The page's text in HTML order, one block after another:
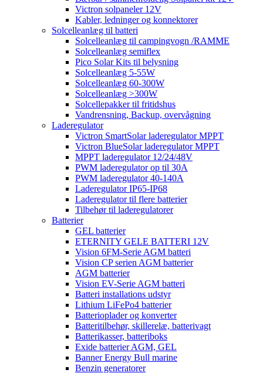
Victron solpaneler 12V
Kabler, ledninger og konnektorer
Solcelleanlæg til batteri
Solcelleanlæg til campingvogn /RAMME
Solcelleanlæg semiflex
Pico Solar Kits til belysning
Solcelleanlæg 5-55W
Solcelleanlæg 60-300W
Solcelleanlæg >300W
Solcellepakker til fritidshus
Vandrensning, Backup, overvågning
Laderegulator
Victron SmartSolar laderegulator MPPT
Victron BlueSolar laderegulator MPPT
MPPT laderegulator 12/24/48V
PWM laderegulator op til 30A
PWM laderegulator 40-140A
Laderegulator IP65-IP68
Laderegulator til flere batterier
Tilbehør til laderegulatorer
Batterier
GEL batterier
ETERNITY GELE BATTERI 12V
Vision 6FM-Serie AGM batteri
Vision CP serien AGM batterier
AGM batterier
Vision EV-Serie AGM batteri
Batteri installations udstyr
Lithium LiFePo4 batterier
Batterioplader og konverter
Batteritilbehør, skillerelæ, batterivagt
Batterikasser, batteriboks
Exide batterier AGM, GEL
Banner Energy Bull marine
Benzin generatorer